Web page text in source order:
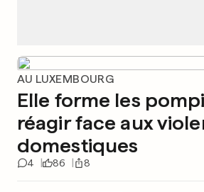
AU LUXEMBOURG
Elle forme les
réagir face aux
domestiques
4 86 8